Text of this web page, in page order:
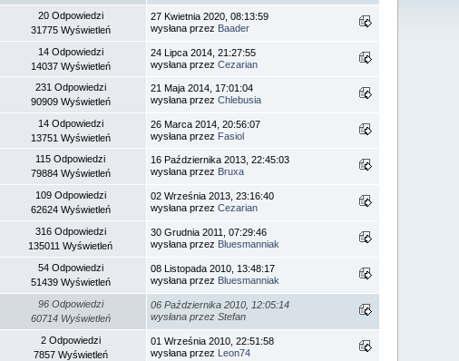
20 Odpowiedzi
31775 Wyświetleń
27 Kwietnia 2020, 08:13:59
wysłana przez Baader
14 Odpowiedzi
14037 Wyświetleń
24 Lipca 2014, 21:27:55
wysłana przezCezarian
231 Odpowiedzi
90909 Wyświetleń
21 Maja 2014, 17:01:04
wysłana przezChlebusia
14 Odpowiedzi
13751 Wyświetleń
26 Marca 2014, 20:56:07
wysłana przez Fasiol
115 Odpowiedzi
79884 Wyświetleń
16 Października 2013, 22:45:03
wysłana przez Bruxa
109 Odpowiedzi
62624 Wyświetleń
02 Września 2013, 23:16:40
wysłana przezCezarian
316 Odpowiedzi
135011 Wyświetleń
30 Grudnia 2011, 07:29:46
wysłana przez Bluesmanniak
54 Odpowiedzi
51439 Wyświetleń
08 Listopada 2010, 13:48:17
wysłana przez Bluesmanniak
96 Odpowiedzi
60714 Wyświetleń
06 Października 2010, 12:05:14
wysłana przez Stefan
2 Odpowiedzi
7857 Wyświetleń
01 Września 2010, 22:51:58
wysłana przez Leon74